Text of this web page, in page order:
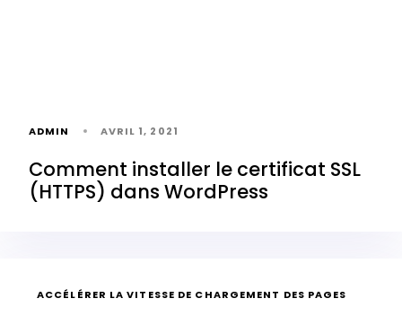
ADMIN AVRIL 1, 2021
Comment installer le certificat SSL
(HTTPS) dans WordPress
ACCÉLÉRER LA VITESSE DE CHARGEMENT DES PAGES